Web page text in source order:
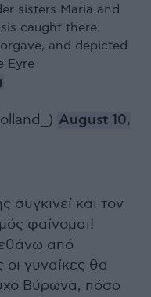
sisters Maria and
caught there.
and depicted
Eyre
August 10,
συγκινεί και τον
φαίνομαι!
από
οι γυναίκες θα
Βύρωνα, πόσο